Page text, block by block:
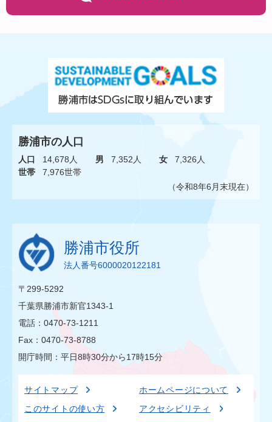
勝浦市の人口
人口 14,678人 男 7,352人 女
7,326人
世帯
7,976世帯
（令和8年6月末現在）
勝浦市役所
法人番号6000020122181
〒299-5292
千葉県勝浦市新官1343-1
電話：0470-73-1211
Fax：0470-73-8788
開庁時間：平日8時30分から17時15分
サイトマップ
ホームページについて
このサイトの使い方
アクセシビリティ